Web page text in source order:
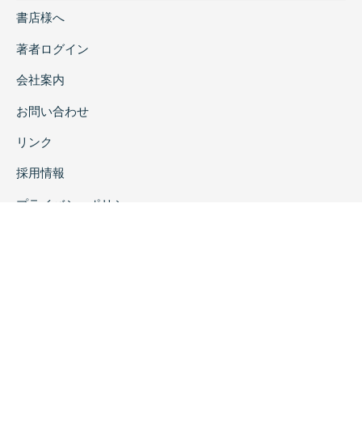
書店様へ
著者ログイン
会社案内
お問い合わせ
リンク
採用情報
プライバシーポリシー